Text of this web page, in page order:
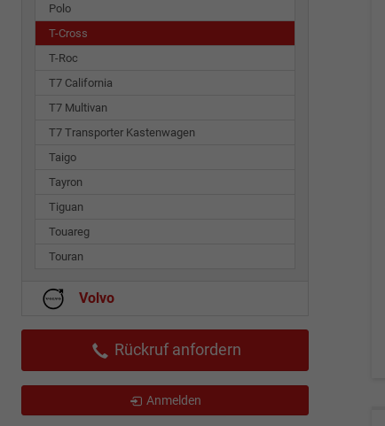
Polo
T-Cross
T-Roc
T7 California
T7 Multivan
T7 Transporter Kastenwagen
Taigo
Tayron
Tiguan
Touareg
Touran
Volvo
Rückruf anfordern
Anmelden